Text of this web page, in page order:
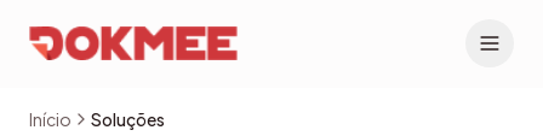
Início Soluções